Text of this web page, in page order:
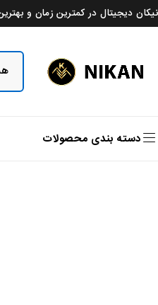
نیکان دیجیتال در کمترین زمان و
دسته بندی محصولات